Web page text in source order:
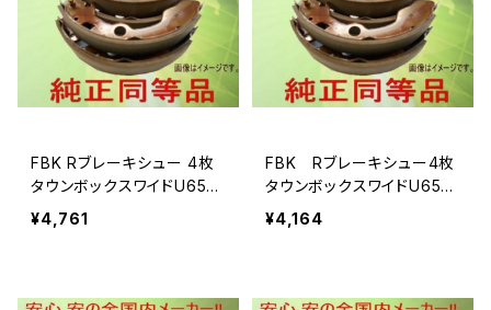
FBK Rブレーキシュー 4枚
タウンボックスワイドU65
W/U66W用T6723
¥4,761
FBK Rブレーキシュー4枚
タウンボックスワイドU65
W/U66W用T6729
¥4,164